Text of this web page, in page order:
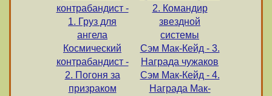
контрабандист -
1. Груз для
ангела
Космический
контрабандист -
2. Погоня за
призраком
2. Командир
звездной
системы
Сэм Мак-Кейд - 3.
Награда чужаков
Сэм Мак-Кейд - 4.
Награда Мак-